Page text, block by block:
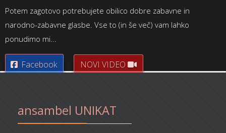
Potem zagotovo potrebujete obilico dobre zabavne in
narodno-zabavne glasbe. Vse to (in še več) vam lahko
ponudimo mi...
Facebook NOVI VIDEO
ansambel UNIKAT